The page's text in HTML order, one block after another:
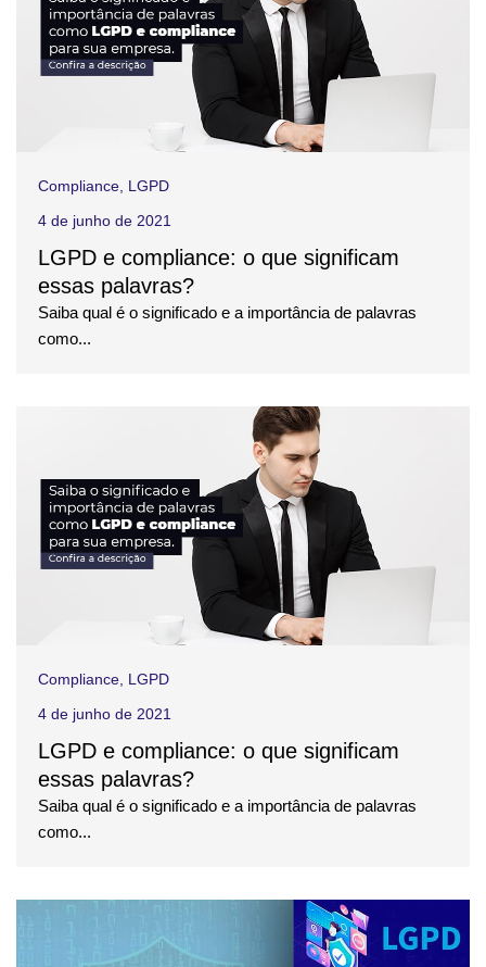
Compliance, LGPD
4 de junho de 2021
LGPD e compliance: o que significam
essas palavras?
Saiba qual é o significado e a importância de palavras
como...
Compliance, LGPD
4 de junho de 2021
LGPD e compliance: o que significam
essas palavras?
Saiba qual é o significado e a importância de palavras
como...